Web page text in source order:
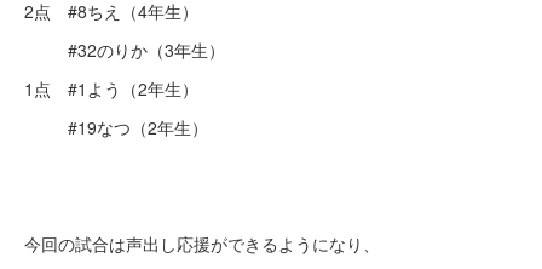
2点 #8ちえ（4年生）
#32のりか（3年生）
1点 #1よう（2年生）
#19なつ（2年生）
今回の試合は声出し応援ができるようになり、